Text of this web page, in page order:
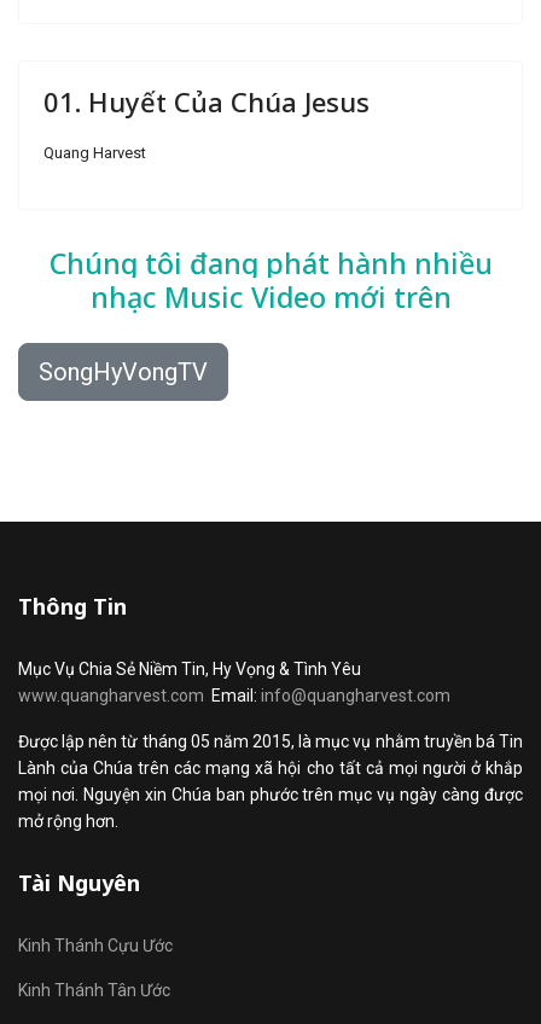
01. Huyết Của Chúa Jesus
Quang Harvest
Chúng tôi đang phát hành nhiều
nhạc Music Video mới trên
SongHyVongTV
Thông Tin
Mục Vụ Chia Sẻ Niềm Tin, Hy Vọng & Tình Yêu
www.quangharvest.com Email: info@quangharvest.com
Được lập nên từ tháng 05 năm 2015, là mục vụ nhằm truyền bá Tin
Lành của Chúa trên các mạng xã hội cho tất cả mọi người ở khắp
mọi nơi. Nguyện xin Chúa ban phước trên mục vụ ngày càng được
mở rộng hơn.
Tài Nguyên
Kinh Thánh Cựu Ước
Kinh Thánh Tân Ước